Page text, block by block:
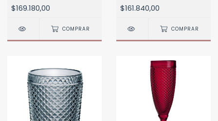
$169.180,00
COMPRAR
$161.840,00
COMPRAR